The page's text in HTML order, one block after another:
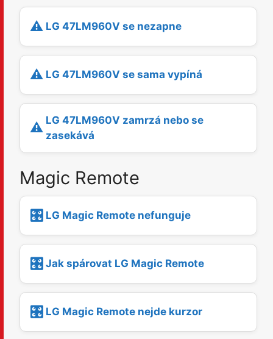
⚠️ LG 47LM960V se nezapne
⚠️ LG 47LM960V se sama vypíná
⚠️ LG 47LM960V zamrzá nebo se
zasekává
Magic Remote
🎛️ LG Magic Remote nefunguje
🎛️ Jak spárovat LG Magic Remote
🎛️ LG Magic Remote nejde kurzor